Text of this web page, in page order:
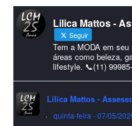
#lcmassessoriassessoria
#HappyNewYear
Foto
Visualizar no Facebook ·
Lilica Mattos -
9 months ago
Lilica Mattos -
Seguir
Tem a MODA em
áreas como beleza,
lifestyle. 📞(11)
Lilica Mattos -
·
quinta-feira - 07/05/